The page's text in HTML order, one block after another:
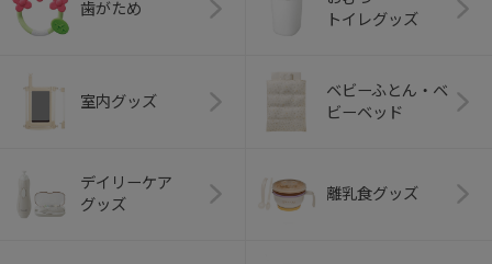
歯がため
トイレグッズ
室内グッズ
ベビーふとん・ベ
ビーベッド
デイリーケア
グッズ
離乳食グッズ